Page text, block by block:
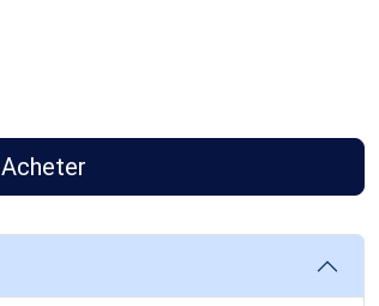
Acheter